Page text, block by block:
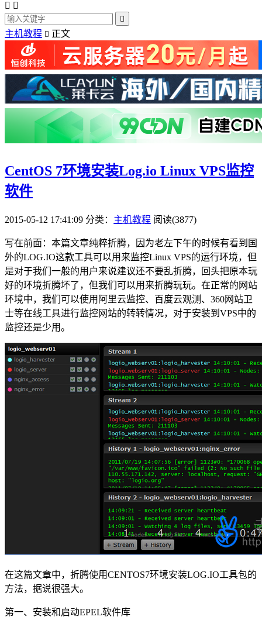
 

主机教程  正文
CentOS 7环境安装Log.io Linux VPS监控
软件
2015-05-12 17:41:09 分类： 主机教程 阅读(3877)
写在前面：本篇文章纯粹折腾，因为老左下午的时候有看到国
外的LOG.IO这款工具可以用来监控Linux VPS的运行环境，但
是对于我们一般的用户来说建议还不要乱折腾，回头把原本玩
好的环境折腾坏了，但我们可以用来折腾玩玩。在正常的网站
环境中，我们可以使用阿里云监控、百度云观测、360网站卫
士等在线工具进行监控网站的转转情况，对于安装到VPS中的
监控还是少用。
在这篇文章中，折腾使用CENTOS7环境安装LOG.IO工具包的
方法，据说很强大。
第一、安装和启动EPEL软件库